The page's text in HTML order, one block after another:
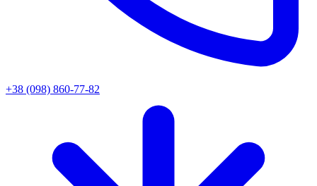
+38 (098) 860-77-82